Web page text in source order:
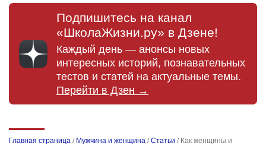
Подпишитесь на канал
«ШколаЖизни.ру» в Дзене!
Каждый день — анонсы новых
интересных историй, познавательных
тестов и статей на актуальные темы.
Перейти в Дзен →
Главная страница / Мужчина и женщина /Статьи / Как женщины и